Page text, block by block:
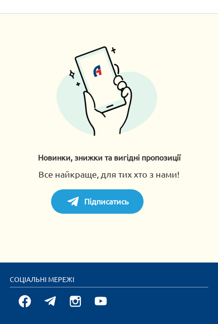
Новинки, знижки та вигідні пропозиції
Все найкраще, для тих хто з нами!
Підписатись
СОЦІАЛЬНІ МЕРЕЖІ